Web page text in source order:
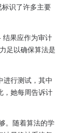
标识了许多主要
结果应作为审计
足以确保算法是
进行测试，其中
，她每周告诉计
。随着算法的学